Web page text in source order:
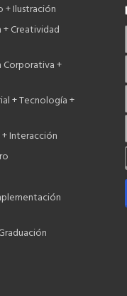
+ Ilustración
Creatividad
Corporativa +
+ Tecnología +
Interacción